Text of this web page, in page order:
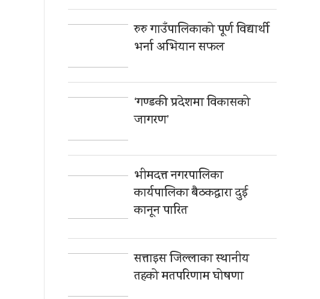
रुरु गाउँपालिकाको पूर्ण विद्यार्थी
भर्ना अभियान सफल
‘गण्डकी प्रदेशमा विकासको
जागरण’
भीमदत्त नगरपालिका
कार्यपालिका बैठकद्वारा दुई
कानून पारित
सत्ताइस जिल्लाका स्थानीय
तहको मतपरिणाम घोषणा